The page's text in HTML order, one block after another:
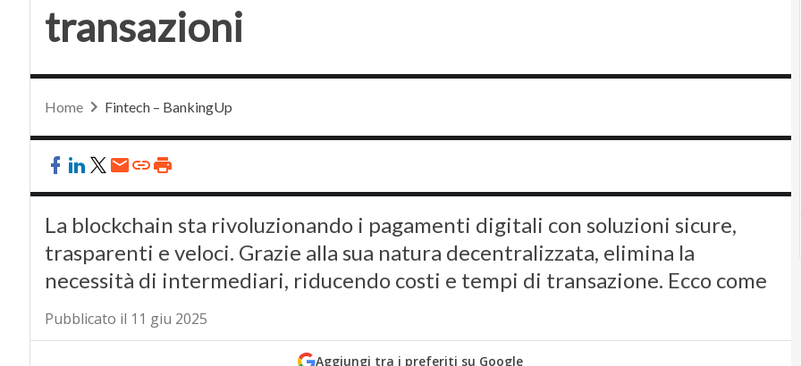
transazioni
Home Fintech – BankingUp
La blockchain sta rivoluzionando i pagamenti digitali con soluzioni sicure,
trasparenti e veloci. Grazie alla sua natura decentralizzata, elimina la
necessità di intermediari, riducendo costi e tempi di transazione. Ecco come
Pubblicato il 11 giu 2025
Aggiungi tra i preferiti su Google